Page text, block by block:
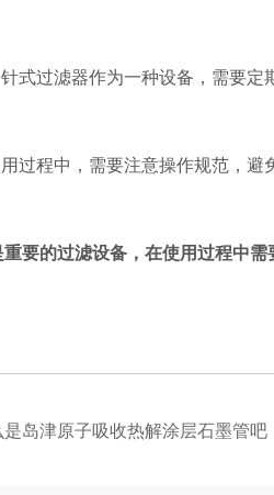
过滤器作为一种设备，需要定
程中，需要注意操作规范，避
要的过滤设备，在使用过程中
岛津原子吸收热解涂层石墨管吧